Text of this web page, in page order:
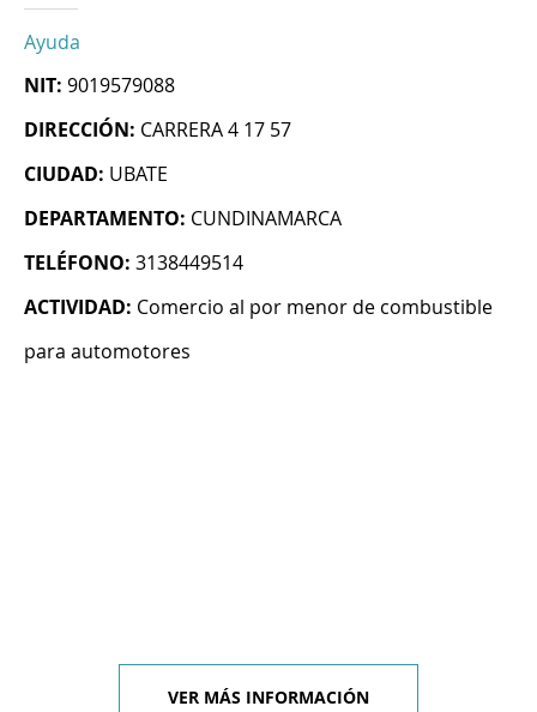
Ayuda
NIT: 9019579088
DIRECCIÓN: CARRERA 4 17 57
CIUDAD: UBATE
DEPARTAMENTO: CUNDINAMARCA
TELÉFONO: 3138449514
ACTIVIDAD: Comercio al por menor de combustible
para automotores
VER MÁS INFORMACIÓN